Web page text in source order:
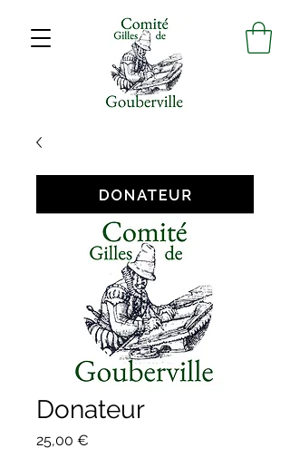
Donateur
25,00 €